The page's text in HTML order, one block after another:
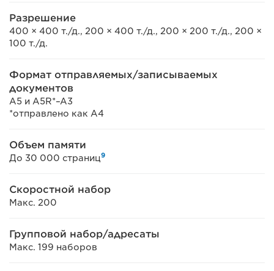
Разрешение
400 × 400 т./д., 200 × 400 т./д., 200 × 200 т./д., 200 ×
100 т./д.
Формат отправляемых/записываемых
документов
A5 и A5R*–A3
*отправлено как A4
Объем памяти
До 30 000 страниц9
Скоростной набор
Макс. 200
Групповой набор/адресаты
Макс. 199 наборов